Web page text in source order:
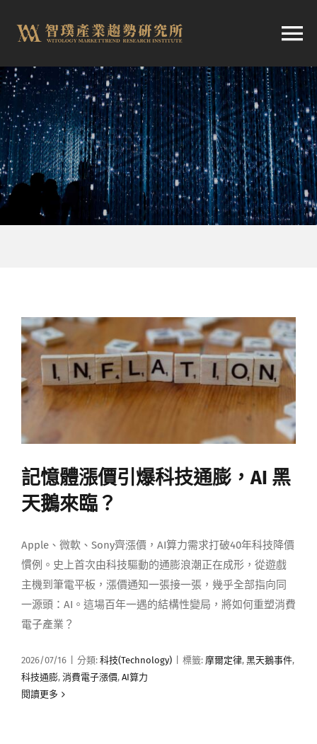
容
换
导
航
首頁
趨勢報告
市場快訊
媒體曝光
會員帳號
中文
記憶體漲價引爆科技通膨，AI 黑
天鵝來臨？
Apple、微軟、Sony齊漲價，AI算力需求打破40年科技降價
慣例。史上首次由科技驅動的通膨浪潮正在成形，從遊戲
主機到筆電平板，漲價通知一張接一張，幾乎全部指向同
一源頭：AI。這場百年一遇的結構性變局，將如何重塑消費
電子產業？
2026/07/16 分類: 科技(Technology) 標籤: 摩爾定律, 黑天鵝事件,
科技通膨, 消費電子漲價, AI算力
閱讀更多